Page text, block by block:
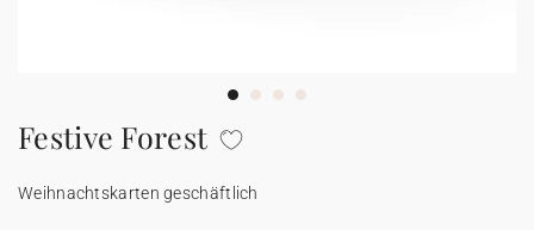
Festive Forest
Weihnachtskarten geschäftlich